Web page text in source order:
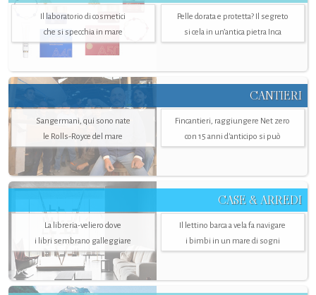
Il laboratorio di cosmetici
che si specchia in mare
Pelle dorata e protetta? Il segreto
si cela in un’antica pietra Inca
CANTIERI
Sangermani, qui sono nate
le Rolls-Royce del mare
Fincantieri, raggiungere Net zero
con 15 anni d'anticipo si può
CASE & ARREDI
La libreria-veliero dove
i libri sembrano galleggiare
Il lettino barca a vela fa navigare
i bimbi in un mare di sogni